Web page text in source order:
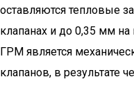
оставляются тепловые
клапанах и до 0,35 мм
ГРМ является
клапанов, в результате